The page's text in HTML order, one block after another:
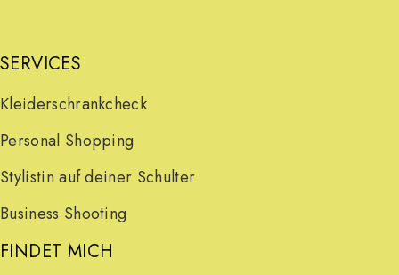
SERVICES
Kleiderschrankcheck
Personal Shopping
Stylistin auf deiner Schulter
Business Shooting
FINDET MICH